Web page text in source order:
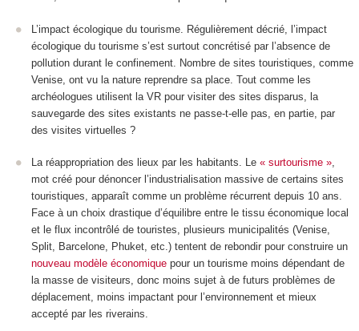
L’impact écologique du tourisme. Régulièrement décrié, l’impact
écologique du tourisme s’est surtout concrétisé par l’absence de
pollution durant le confinement. Nombre de sites touristiques, comme
Venise, ont vu la nature reprendre sa place. Tout comme les
archéologues utilisent la VR pour visiter des sites disparus, la
sauvegarde des sites existants ne passe-t-elle pas, en partie, par
des visites virtuelles ?
La réappropriation des lieux par les habitants. Le « surtourisme »,
mot créé pour dénoncer l’industrialisation massive de certains sites
touristiques, apparaît comme un problème récurrent depuis 10 ans.
Face à un choix drastique d’équilibre entre le tissu économique local
et le flux incontrôlé de touristes, plusieurs municipalités (Venise,
Split, Barcelone, Phuket, etc.) tentent de rebondir pour construire un
nouveau modèle économique pour un tourisme moins dépendant de
la masse de visiteurs, donc moins sujet à de futurs problèmes de
déplacement, moins impactant pour l’environnement et mieux
accepté par les riverains.